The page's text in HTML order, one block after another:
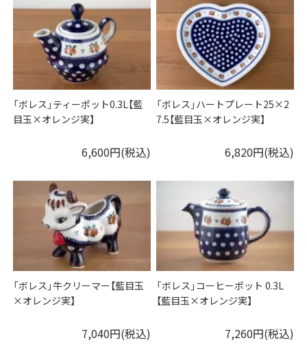
「ボレス」ティーポット0.3L【藍
目玉×オレンジ実】
6,600円(税込)
「ボレス」ハートプレート25×2
7.5【藍目玉×オレンジ実】
6,820円(税込)
「ボレス」牛クリーマー【藍目玉
×オレンジ実】
7,040円(税込)
「ボレス」コーヒーポット 0.3L
【藍目玉×オレンジ実】
7,260円(税込)